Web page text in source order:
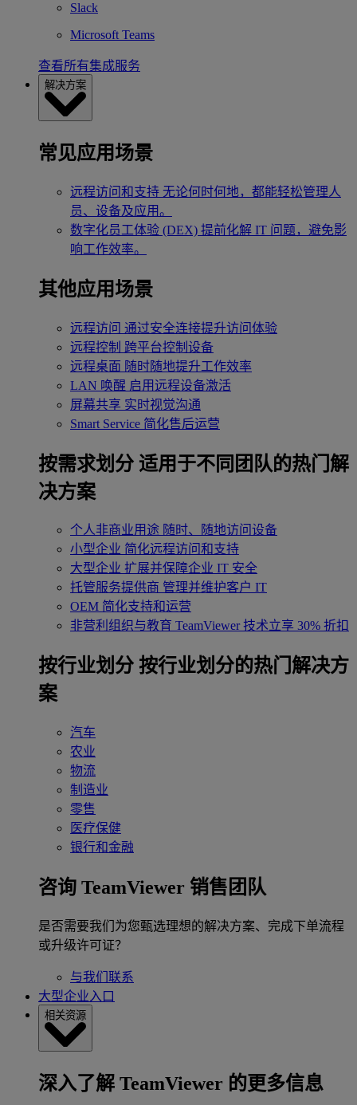
Slack
Microsoft Teams
查看所有集成服务
解决方案
常见应用场景
远程访问和支持 无论何时何地，都能轻松管理人
员、设备及应用。
数字化员工体验 (DEX) 提前化解 IT 问题，避免影
响工作效率。
其他应用场景
远程访问 通过安全连接提升访问体验
远程控制 跨平台控制设备
远程桌面 随时随地提升工作效率
LAN 唤醒 启用远程设备激活
屏幕共享 实时视觉沟通
Smart Service 简化售后运营
按需求划分 适用于不同团队的热门解
决方案
个人非商业用途 随时、随地访问设备
小型企业 简化远程访问和支持
大型企业 扩展并保障企业 IT 安全
托管服务提供商 管理并维护客户 IT
OEM 简化支持和运营
非营利组织与教育 TeamViewer 技术立享 30% 折扣
‌按行业划分 按行业划分的热门解决方
案
汽车
农业
物流
制造业
零售
医疗保健
银行和金融
咨询 TeamViewer 销售团队
是否需要我们为您甄选理想的解决方案、完成下单流程
或升级许可证？
与我们联系
大型企业入口
相关资源
深入了解 TeamViewer 的更多信息